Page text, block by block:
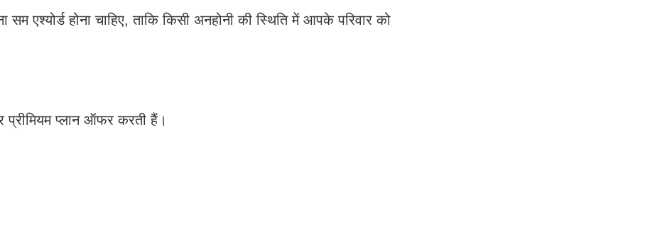
एश्योर्ड होना चाहिए, ताकि किसी अनहोनी की स्थिति में आपके परिवार को
प्लान ऑफर करती हैं।